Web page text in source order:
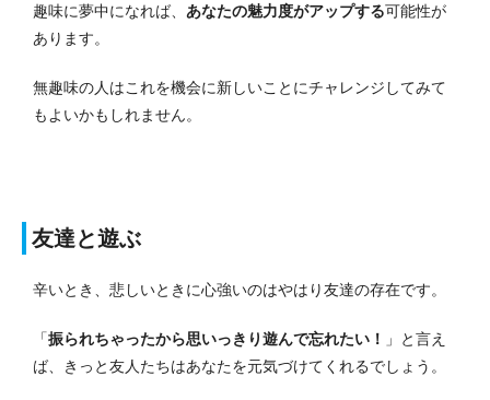
趣味に夢中になれば、 あなたの魅力度がアップする可能性が
あります。
無趣味の人はこれを機会に新しいことにチャレンジしてみて
もよいかもしれません。
友達と遊ぶ
辛いとき、悲しいときに心強いのはやはり友達の存在です。
「振られちゃったから思いっきり遊んで忘れたい！
」と言え
ば、きっと友人たちはあなたを元気づけてくれるでしょう。